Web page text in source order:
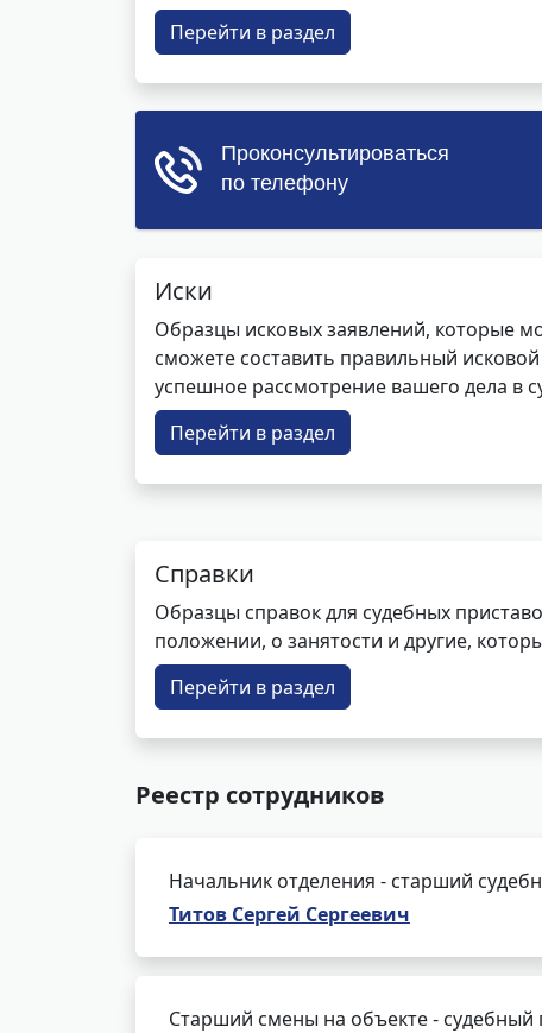
Перейти в раздел
Иски
Образцы исковых заявлений, которые
сможете составить правильный
успешное рассмотрение вашего дела в
Перейти в раздел
Справки
Образцы справок для судебных
положении, о занятости и другие,
Перейти в раздел
Реестр сотрудников
Начальник отделения - старший
Титов Сергей Сергеевич
Старший смены на объекте - судебный